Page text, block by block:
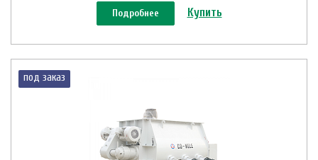
Подробнее Купить
под заказ